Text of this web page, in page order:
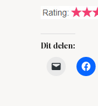
Dit delen: